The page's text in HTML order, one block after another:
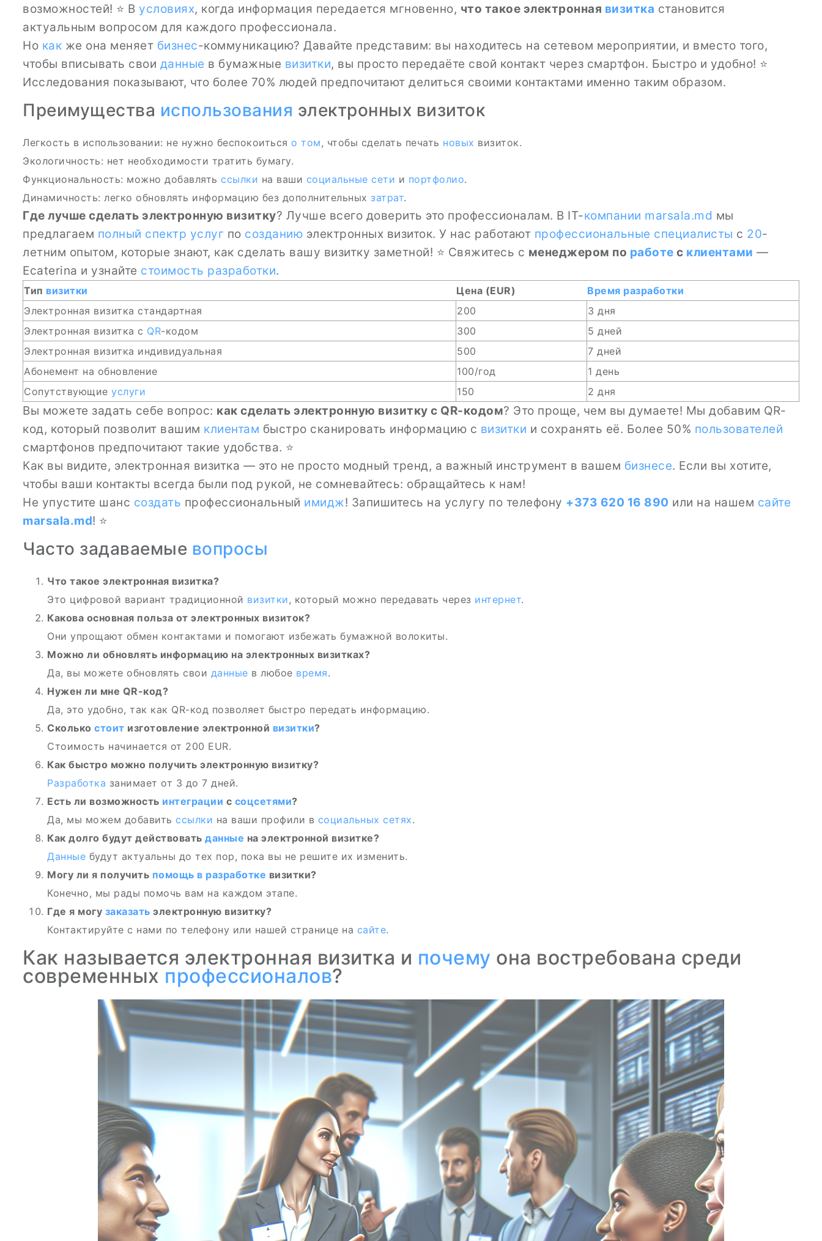
возможностей! ⭐ В условиях, когда информация передается мгновенно, что такое электронная визитка становится
актуальным вопросом для каждого профессионала.
Но как же она меняет бизнес-коммуникацию? Давайте представим: вы находитесь на сетевом мероприятии, и вместо того,
чтобы вписывать свои данные в бумажные визитки, вы просто передаёте свой контакт через смартфон. Быстро и удобно! ⭐
Исследования показывают, что более 70% людей предпочитают делиться своими контактами именно таким образом.
Преимущества использования электронных визиток
Легкость в использовании: не нужно беспокоиться о том, чтобы сделать печать новых визиток.
Экологичность: нет необходимости тратить бумагу.
Функциональность: можно добавлять ссылки на ваши социальные сети и портфолио.
Динамичность: легко обновлять информацию без дополнительных затрат.
Где лучше сделать электронную визитку? Лучше всего доверить это профессионалам. В IT-компании marsala.md мы
предлагаем полный спектр услуг по созданию электронных визиток. У нас работают профессиональные специалисты с 20-
летним опытом, которые знают, как сделать вашу визитку заметной! ⭐ Свяжитесь с менеджером по работе с клиентами —
Ecaterina и узнайте стоимость разработки.
Тип визитки Цена (EUR) Время разработки
Электронная визитка стандартная
200
3 дня
Электронная визитка с QR-кодом 300
5 дней
Электронная визитка индивидуальная
500
7 дней
Абонемент на обновление
100/год
1 день
Сопутствующие услуги 150 2 дня
Вы можете задать себе вопрос: как сделать электронную визитку с QR-кодом? Это проще, чем вы думаете! Мы добавим QR-
код, который позволит вашим клиентам быстро сканировать информацию с визитки и сохранять её. Более 50% пользователей
смартфонов предпочитают такие удобства. ⭐
Как вы видите, электронная визитка — это не просто модный тренд, а важный инструмент в вашем бизнесе. Если вы хотите,
чтобы ваши контакты всегда были под рукой, не сомневайтесь: обращайтесь к нам!
Не упустите шанс создать профессиональный имидж! Запишитесь на услугу по телефону +373 620 16 890 или на нашем сайте
marsala.md! ⭐
Часто задаваемые вопросы
Что такое электронная визитка?
Это цифровой вариант традиционной визитки, который можно передавать через интернет.
Какова основная польза от электронных визиток?
Они упрощают обмен контактами и помогают избежать бумажной волокиты.
Можно ли обновлять информацию на электронных визитках?
Да, вы можете обновлять свои данные в любое время.
Нужен ли мне QR-код?
Да, это удобно, так как QR-код позволяет быстро передать информацию.
Сколько стоит изготовление электронной визитки?
Стоимость начинается от 200 EUR.
Как быстро можно получить электронную визитку?
Разработка занимает от 3 до 7 дней.
Есть ли возможность интеграции с соцсетями?
Да, мы можем добавить ссылки на ваши профили в социальных сетях.
Как долго будут действовать данные на электронной визитке?
Данные будут актуальны до тех пор, пока вы не решите их изменить.
Могу ли я получить помощь в разработке визитки?
Конечно, мы рады помочь вам на каждом этапе.
Где я могу заказать электронную визитку?
Контактируйте с нами по телефону или нашей странице на сайте.
Как называется электронная визитка и почему она востребована среди
современных профессионалов?